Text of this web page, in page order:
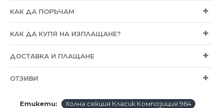
КАК ДА ПОРЪЧАМ
КАК ДА КУПЯ НА ИЗПЛАЩАНЕ?
ДОСТАВКА И ПЛАЩАНЕ
ОТЗИВИ
Етикети:
Холна секция Класик Композиция 964